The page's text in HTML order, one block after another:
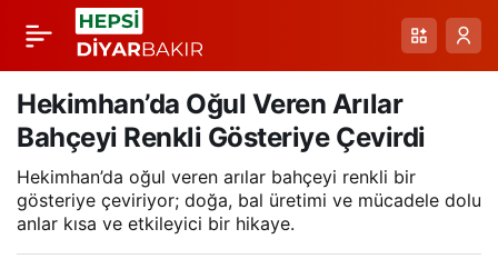
Hekimhan’da Oğul Veren Arılar
Bahçeyi Renkli Gösteriye Çevirdi
Hekimhan’da oğul veren arılar bahçeyi renkli bir
gösteriye çeviriyor; doğa, bal üretimi ve mücadele dolu
anlar kısa ve etkileyici bir hikaye.
Patnos’ta Yağmur
Sonrası Beyaz Çiçekli
Bahar Manzarası
Paylaş